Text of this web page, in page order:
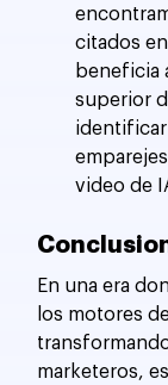
citados
beneficia
superior
video de
En una era
los motores
marketeros,